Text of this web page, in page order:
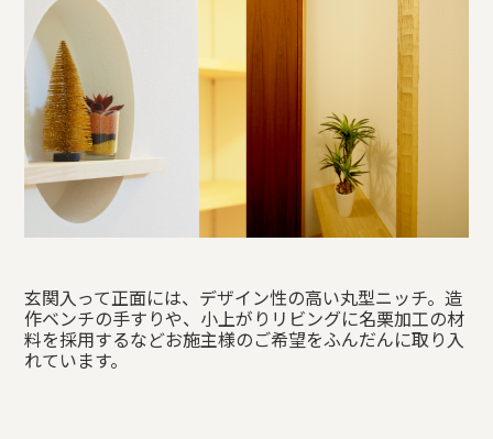
玄関入って正面には、デザイン性の高い丸型ニッチ。造
作ベンチの手すりや、小上がりリビングに名栗加工の材
料を採用するなどお施主様のご希望をふんだんに取り入
れています。